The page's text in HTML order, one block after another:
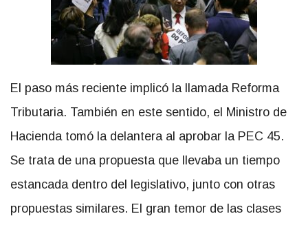
El paso más reciente implicó la llamada Reforma
Tributaria. También en este sentido, el Ministro de
Hacienda tomó la delantera al aprobar la PEC 45.
Se trata de una propuesta que llevaba un tiempo
estancada dentro del legislativo, junto con otras
propuestas similares. El gran temor de las clases